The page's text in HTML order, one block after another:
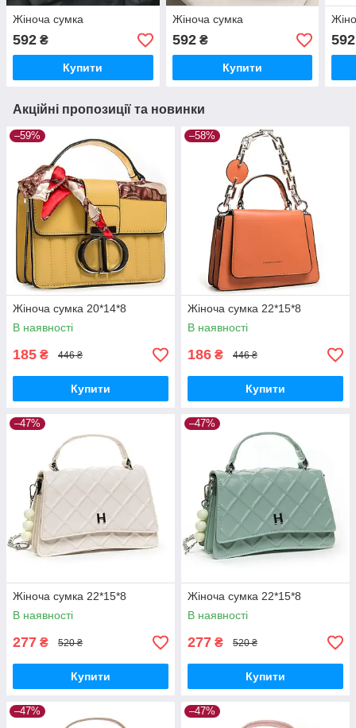
Жіноча сумка
592 ₴
Купити
Жіноча сумка
592₴
Купити
592
Акційні пропозиції та новинки
–59%
Жіноча сумка 20*14*8
В наявності
185 ₴ 446 ₴
Купити
–58%
Жіноча сумка 22*15*8
В наявності
186 ₴ 446 ₴
Купити
–47%
Жіноча сумка 22*15*8
В наявності
277 ₴ 520 ₴
Купити
–47%
Жіноча сумка 22*15*8
В наявності
277 ₴ 520 ₴
Купити
–47% –47%